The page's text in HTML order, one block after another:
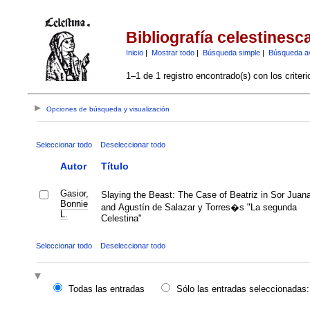
Bibliografía
Inicio| Mostrar todo| Búsqueda simple| Búsqueda
1–1 de 1 registro encontrado(s) con los
Opciones de búsqueda y visualización
Seleccionar todo Deseleccionar todo
Autor Título
Gasior,
Bonnie
Slaying the Beast: The Case of Beatriz in Sor
and Agustín de Salazar y Torres�s "La segunda
Celestina"
Seleccionar todo Deseleccionar todo
Todas las entradas
Sólo las entradas seleccionadas: